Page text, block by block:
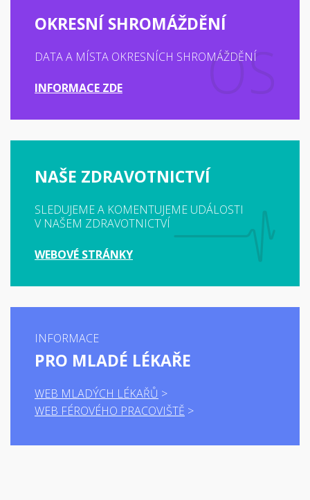
OKRESNÍ SHROMÁŽDĚNÍ
DATA A MÍSTA OKRESNÍCH SHROMÁŽDĚNÍ
INFORMACE ZDE
NAŠE ZDRAVOTNICTVÍ
SLEDUJEME A KOMENTUJEME UDÁLOSTI
V NAŠEM ZDRAVOTNICTVÍ
WEBOVÉ STRÁNKY
INFORMACE
PRO MLADÉ LÉKAŘE
WEB MLADÝCH LÉKAŘŮ
WEB FÉROVÉHO PRACOVIŠTĚ